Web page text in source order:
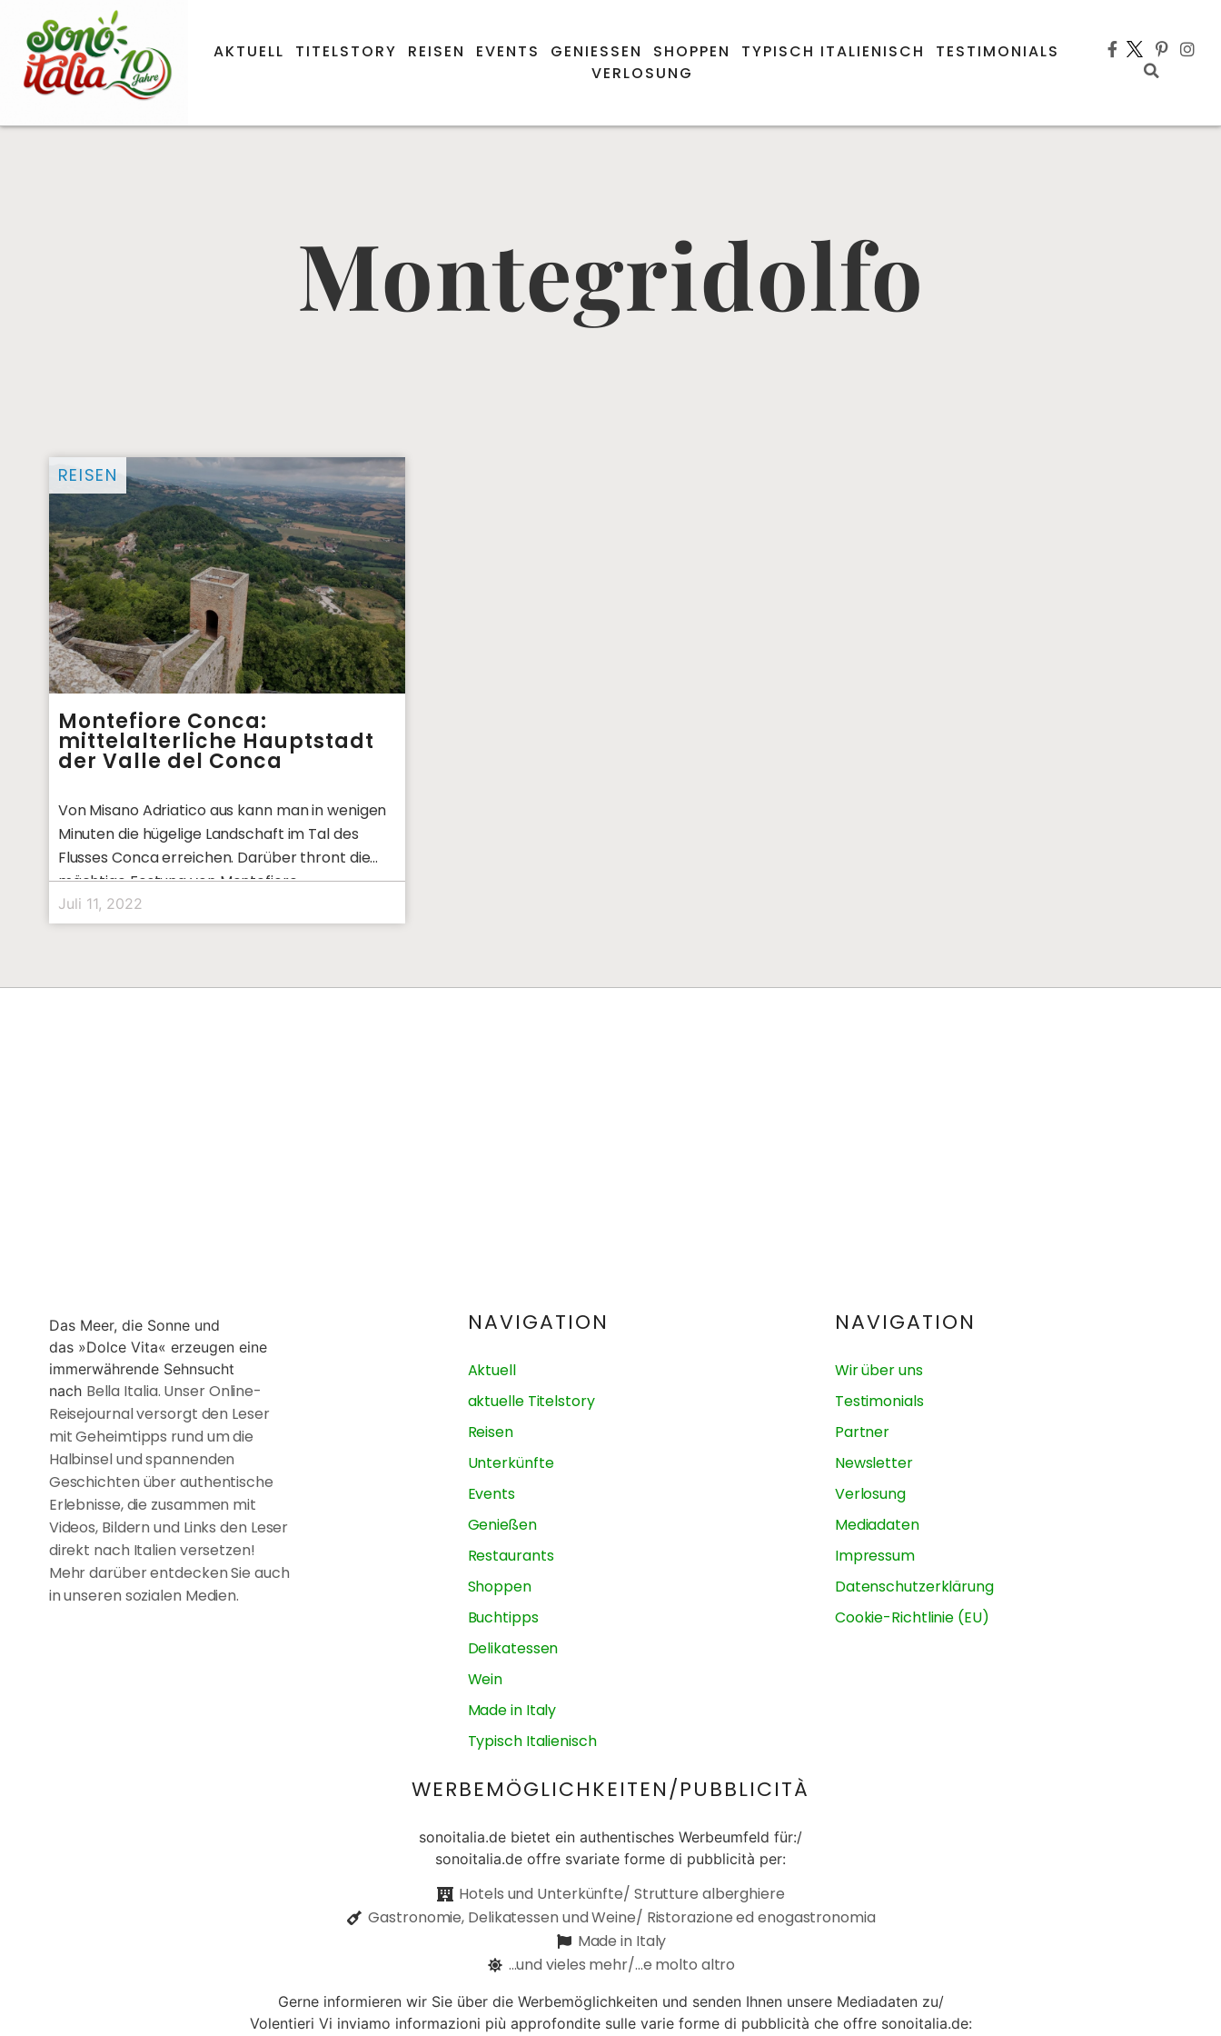
AKTUELL TITELSTORY REISEN EVENTS GENIESSEN SHOPPEN TYPISCH ITALIENISCH
TESTIMONIALS
VERLOSUNG
Montegridolfo
REISEN
Montefiore Conca:
mittelalterliche Hauptstadt
der Valle del Conca
Von Misano Adriatico aus kann man in wenigen
Minuten die hügelige Landschaft im Tal des
Flusses Conca erreichen. Darüber thront die
mächtige Festung von Montefiore
Juli 11, 2022
Das Meer, die Sonne und
das »Dolce Vita« erzeugen eine
immerwährende Sehnsucht
nach Bella Italia. Unser Online-
Reisejournal versorgt den Leser
mit Geheimtipps rund um die
Halbinsel und spannenden
Geschichten über authentische
Erlebnisse, die zusammen mit
Videos, Bildern und Links den Leser
direkt nach Italien versetzen!
Mehr darüber entdecken Sie auch
in unseren sozialen Medien.
NAVIGATION
Aktuell
aktuelle Titelstory
Reisen
Unterkünfte
Events
Genießen
Restaurants
Shoppen
Buchtipps
Delikatessen
Wein
Made in Italy
Typisch Italienisch
NAVIGATION
Wir über uns
Testimonials
Partner
Newsletter
Verlosung
Mediadaten
Impressum
Datenschutzerklärung
Cookie-Richtlinie (EU)
WERBEMÖGLICHKEITEN/PUBBLICITÀ
sonoitalia.de bietet ein authentisches Werbeumfeld für:/
sonoitalia.de offre svariate forme di pubblicità per:
Hotels und Unterkünfte/ Strutture alberghiere
Gastronomie, Delikatessen und Weine/ Ristorazione ed enogastronomia
Made in Italy
...und vieles mehr/...e molto altro
Gerne informieren wir Sie über die Werbemöglichkeiten und senden Ihnen unsere Mediadaten zu/
Volentieri Vi inviamo informazioni più approfondite sulle varie forme di pubblicità che offre sonoitalia.de: